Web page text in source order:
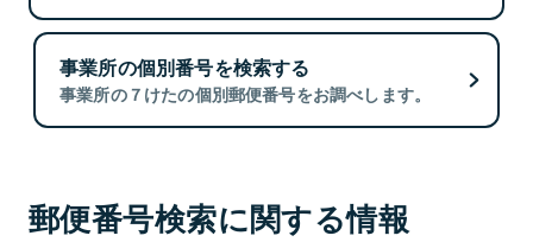
事業所の個別番号を検索する
事業所の７けたの個別郵便番号をお調べします。
郵便番号検索に関する情報